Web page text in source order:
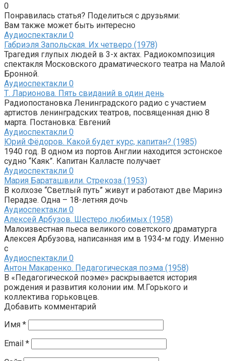
0
Понравилась статья? Поделиться с друзьями:
Вам также может быть интересно
Аудиоспектакли 0
Габриэля Запольская. Их четверо (1978)
Трагедия глупых людей в 3-х актах. Радиокомпозиция
спектакля Московского драматического театра на Малой
Бронной.
Аудиоспектакли 0
Т. Ларионова. Пять свиданий в один день
Радиопостановка Ленинградского радио с участием
артистов ленинградских театров, посвященная дню 8
марта. Постановка: Евгений
Аудиоспектакли 0
Юрий Фёдоров. Какой будет курс, капитан? (1985)
1940 год. В одном из портов Англии находится эстонское
судно “Каяк”. Капитан Калласте получает
Аудиоспектакли 0
Мария Бараташвили. Стрекоза (1953)
В колхозе “Светлый путь” живут и работают две Маринэ
Перадзе. Одна – 18-летняя дочь
Аудиоспектакли 0
Алексей Арбузов. Шестеро любимых (1958)
Малоизвестная пьеса великого советского драматурга
Алексея Арбузова, написанная им в 1934-м году. Именно
с
Аудиоспектакли 0
Антон Макаренко. Педагогическая поэма (1958)
В «Педагогической поэме» раскрывается история
рождения и развития колонии им. М.Горького и
коллектива горьковцев.
Добавить комментарий
Имя *
Email *